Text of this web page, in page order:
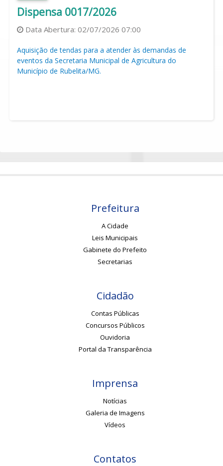
Dispensa 0017/2026
Data Abertura: 02/07/2026 07:00
Aquisição de tendas para a atender às demandas de
eventos da Secretaria Municipal de Agricultura do
Município de Rubelita/MG.
Prefeitura
A Cidade
Leis Municipais
Gabinete do Prefeito
Secretarias
Cidadão
Contas Públicas
Concursos Públicos
Ouvidoria
Portal da Transparência
Imprensa
Notícias
Galeria de Imagens
Vídeos
Contatos